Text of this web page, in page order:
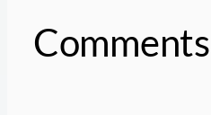
Comments